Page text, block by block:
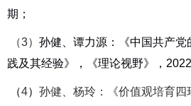
期；
（3） 孙健、谭力源：《中国共产
践及其经验》，《理论视野》， 2022
（4） 孙健、杨玲：《价值观培育